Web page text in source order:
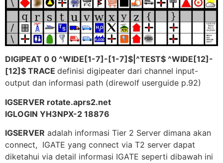
DIGIPEAT 0 0 ^WIDE[1-7]-[1-7]$|^TEST$ ^WIDE[12]-
[12]$ TRACE definisi digipeater dari channel input-
output dan informasi path (direwolf userguide p.92)
IGSERVER rotate.aprs2.net
IGLOGIN YH3NPX-2 18876
IGSERVER adalah informasi Tier 2 Server dimana akan
connect, IGATE yang connect via T2 server dapat
diketahui via detail informasi IGATE seperti dibawah ini